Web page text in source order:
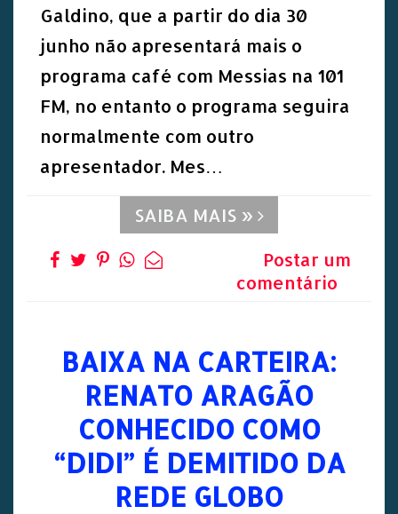
Galdino, que a partir do dia 30
junho não apresentará mais o
programa café com Messias na 101
FM, no entanto o programa seguira
normalmente com outro
apresentador. Mes…
SAIBA MAIS »
Postar um
comentário
BAIXA NA CARTEIRA:
RENATO ARAGÃO
CONHECIDO COMO
“DIDI” É DEMITIDO DA
REDE GLOBO